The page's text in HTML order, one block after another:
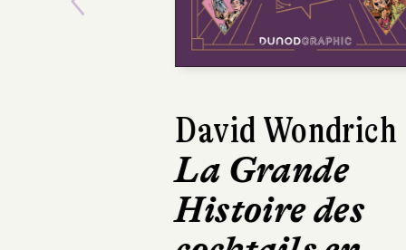
David Wondrich
La Grande
Histoire des
Previous